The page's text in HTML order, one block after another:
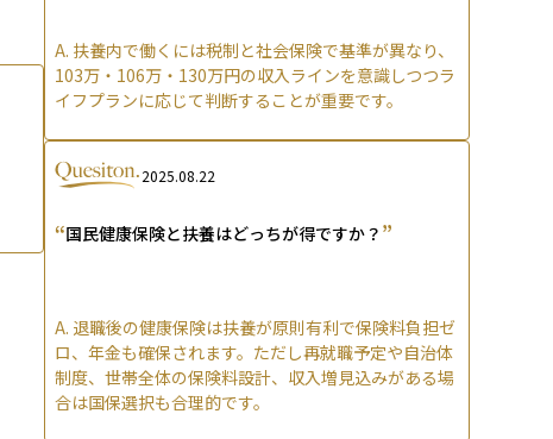
A. 扶養内で働くには税制と社会保険で基準が異なり、
103万・106万・130万円の収入ラインを意識しつつラ
イフプランに応じて判断することが重要です。
2025.08.22
“国民健康保険と扶養はどっちが得ですか？ ”
A. 退職後の健康保険は扶養が原則有利で保険料負担ゼ
ロ、年金も確保されます。ただし再就職予定や自治体
制度、世帯全体の保険料設計、収入増見込みがある場
合は国保選択も合理的です。